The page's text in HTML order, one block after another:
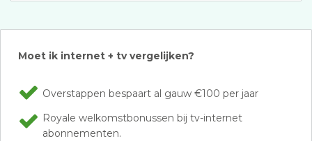
Moet ik internet + tv vergelijken?
Overstappen bespaart al gauw €100 per jaar
Royale welkomstbonussen bij tv-internet
abonnementen.